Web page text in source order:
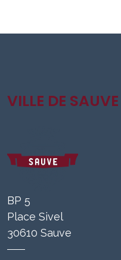
VILLE DE SAUVE
BP 5
Place Sivel
30610 Sauve